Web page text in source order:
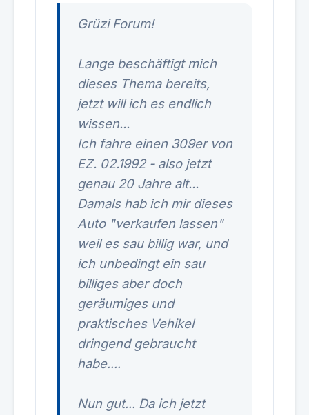
Grüzi Forum!
Lange beschäftigt mich
dieses Thema bereits,
jetzt will ich es endlich
wissen...
Ich fahre einen 309er von
EZ. 02.1992 - also jetzt
genau 20 Jahre alt...
Damals hab ich mir dieses
Auto "verkaufen lassen"
weil es sau billig war, und
ich unbedingt ein sau
billiges aber doch
geräumiges und
praktisches Vehikel
dringend gebraucht
habe....
Nun gut... Da ich jetzt